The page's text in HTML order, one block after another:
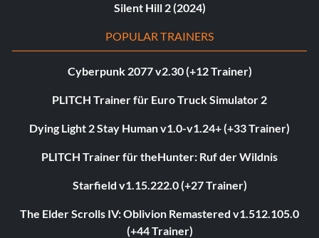
Silent Hill 2 (2024)
POPULAR TRAINERS
Cyberpunk 2077 v2.30 (+12 Trainer)
PLITCH Trainer für Euro Truck Simulator 2
Dying Light 2 Stay Human v1.0-v1.24+ (+33 Trainer)
PLITCH Trainer für theHunter: Ruf der Wildnis
Starfield v1.15.222.0 (+27 Trainer)
The Elder Scrolls IV: Oblivion Remastered v1.512.105.0
(+44 Trainer)